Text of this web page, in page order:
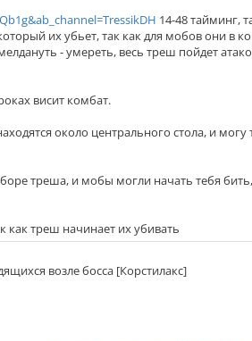
14-48 тайминг,
их убьет, так как для мобов они в
- умереть, весь треш пойдет
висит комбат.
около центрального стола, и
треша, и мобы могли начать тебя
как треш начинает их убивать
возле босса [Корстилакс]